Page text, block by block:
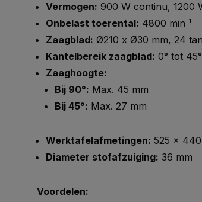
Vermogen: 900 W continu, 1200
Onbelast toerental: 4800 min⁻¹
Zaagblad: Ø210 x Ø30 mm, 24
Kantelbereik zaagblad: 0° tot 45°
Zaaghoogte:
Bij 90°: Max. 45 mm
Bij 45°: Max. 27 mm
Werktafelafmetingen: 525 x
Diameter stofafzuiging: 36 mm
Voordelen: